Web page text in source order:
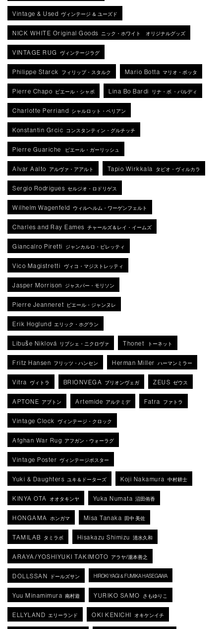
Vintage & Used ヴィンテージ ＆ ユーズド
NICK WHITE Original Goods ニック・ホワイト オリジナルグッズ
VINTAGE RUG ヴィンテージラグ
Philippe Starck フィリップ・スタルク Mario Botta マリオ・ボッタ
Pierre Chapo ピエール・シャポ Lina Bo Bardi リナ・ボ ・バルディ
Charlotte Perriand シャルロット・ペリアン
Konstantin Grcic コンスタンティン・グルチッチ
Pierre Guariche ピエール・ガーリッシュ
Alvar Aalto アルヴァ・アアルト Tapio Wirkkala タピオ・ヴィルカラ
Sergio Rodrigues セルジオ・ロドリゲス
Wilhelm Wagenfeld ウィルヘルム・ワーゲンフェルト
Charles and Ray Eames チャールズ＆レイ・イームズ
Giancalro Piretti ジャンカルロ・ピレッティ
Vico Magistretti ヴィコ・マジストレッティ
Jasper Morrison ジャスパー・モリソン
Pierre Jeanneret ピエール・ジャンヌレ
Erik Hoglund エリック・ホグラン
Libuše Niklová リブシェ・ニクロヴァ Thonet トーネット
Fritz Hansen フリッツ・ハンセン Herman Miller ハーマンミラー
Vitra ヴィトラ BRIONVEGA ブリオンヴェガ ZEUS ゼウス
APTONE アプトン Artemide アルテミデ Fatra ファトラ
Vintage Clock ヴィンテージ・クロック
Afghan War Rug アフガン・ウォーラグ
Vintage Poster ヴィンテージポスター
Yuki & Daughters ユキ＆ドーターズ Koji Nakamura 中村耕士
KINYA OTA オオタキンヤ Yuka Numata 沼田侑香
HONGAMA ホンガマ Misa Tanaka 田中 美佐
TAMILAB タミラボ Hisakazu Shimizu 清水久和
ARAYA/YOSHIYUKI TAKIMOTO アラヤ/瀧本善之
DOLLSSAN ドールズサン HIROKI YAGI & FUMIKA HASEGAWA
Yuu Minamimura 南村遊 YURIKO SAMO さもゆりこ
ELLYLAND エリーランド OKI KENICHI オキケンイチ